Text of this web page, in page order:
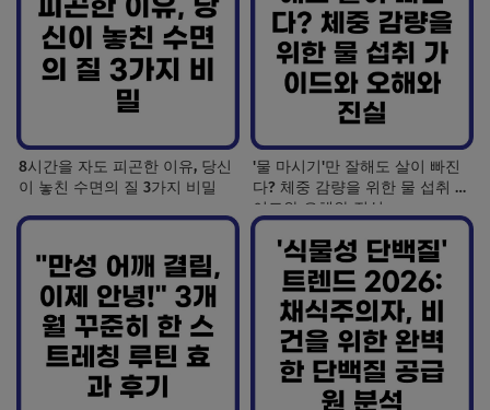
8시간을 자도 피곤한 이유, 당신
이 놓친 수면의 질 3가지 비밀
'물 마시기'만 잘해도 살이 빠진
다? 체중 감량을 위한 물 섭취 가
이드와 오해와 진실